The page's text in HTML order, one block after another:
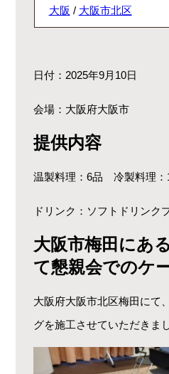
大阪 / 大阪市北区
日付：2025年9月10日
会場：大阪府大阪市
提供内容
温製料理：6品 冷製料理：
ドリンク：ソフトドリンク
大阪市梅田にあ
て懇親会でのケ
大阪府大阪市北区梅田にて
グを施工させていただきま